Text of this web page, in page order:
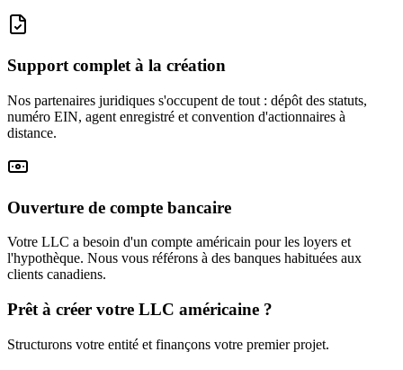
Support complet à la création
Nos partenaires juridiques s'occupent de tout : dépôt des statuts,
numéro EIN, agent enregistré et convention d'actionnaires à
distance.
Ouverture de compte bancaire
Votre LLC a besoin d'un compte américain pour les loyers et
l'hypothèque. Nous vous référons à des banques habituées aux
clients canadiens.
Prêt à créer votre LLC américaine ?
Structurons votre entité et finançons votre premier projet.